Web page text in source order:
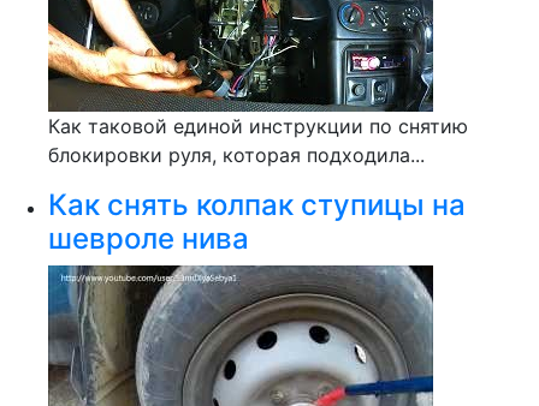
Как таковой единой инструкции по снятию
блокировки руля, которая подходила...
Как снять колпак ступицы на
шевроле нива